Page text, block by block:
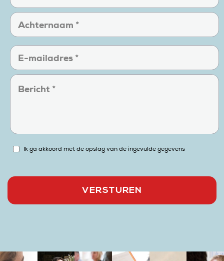
Ik ga akkoord met de opslag van de ingevulde gegevens